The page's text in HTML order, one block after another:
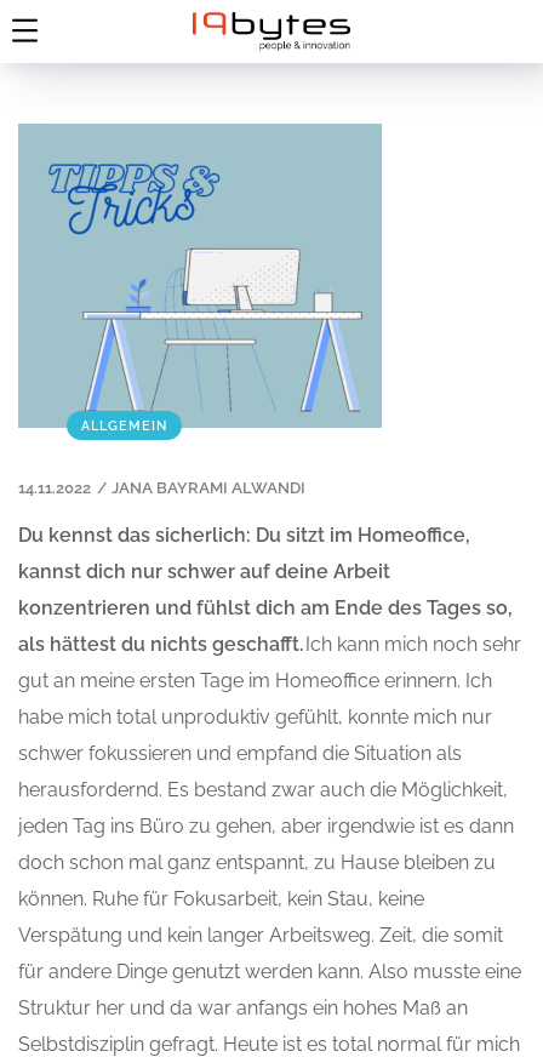
ALLGEMEIN
14.11.2022 / JANA BAYRAMI ALWANDI
Du kennst das sicherlich: Du sitzt im Homeoffice,
kannst dich nur schwer auf deine Arbeit
konzentrieren und fühlst dich am Ende des Tages so,
als hättest du nichts geschafft.Ich kann mich noch sehr
gut an meine ersten Tage im Homeoffice erinnern. Ich
habe mich total unproduktiv gefühlt, konnte mich nur
schwer fokussieren und empfand die Situation als
herausfordernd. Es bestand zwar auch die Möglichkeit,
jeden Tag ins Büro zu gehen, aber irgendwie ist es dann
doch schon mal ganz entspannt, zu Hause bleiben zu
können. Ruhe für Fokusarbeit, kein Stau, keine
Verspätung und kein langer Arbeitsweg. Zeit, die somit
für andere Dinge genutzt werden kann. Also musste eine
Struktur her und da war anfangs ein hohes Maß an
Selbstdisziplin gefragt. Heute ist es total normal für mich